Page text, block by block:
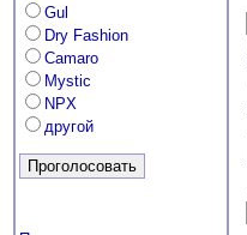
Gul
Dry Fashion
Camaro
Mystic
NPX
другой